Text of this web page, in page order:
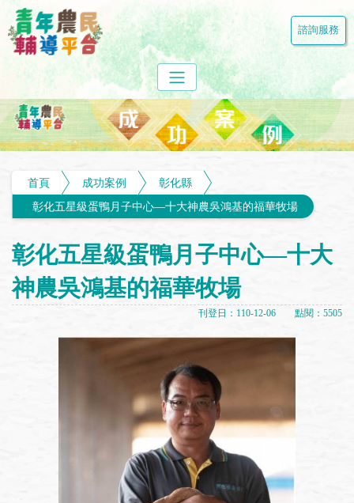
諮詢服務
首頁 成功案例
彰化縣
彰化五星級蛋鴨月子中心—十大神農吳鴻基的福華牧場
彰化五星級蛋鴨月子中心—十大
神農吳鴻基的福華牧場
刊登日：110-12-06 點閱：5505